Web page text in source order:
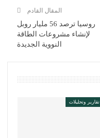
المقال القادم
روسيا ترصد 56 مليار روبل
لإنشاء مشروعات الطاقة
النووية الجديدة
تقارير وتحليلات